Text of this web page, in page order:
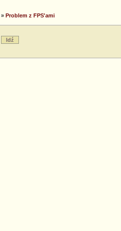
» Problem z FPS'ami